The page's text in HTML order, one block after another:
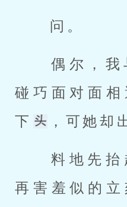
问。
碰巧面对面
下
，可她却
料地先抬
再害羞似的立